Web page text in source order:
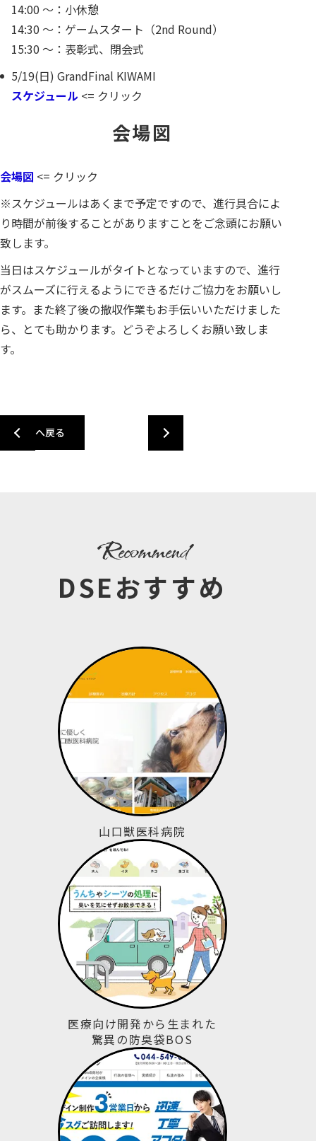
14:00 ～：小休憩
14:30 ～：ゲームスタート（2nd Round）
15:30 ～：表彰式、閉会式
5/19(日) GrandFinal KIWAMI
スケジュール <= クリック
会場図
会場図 <= クリック
※スケジュールはあくまで予定ですので、進行具合によ
り時間が前後することがありますことをご念頭にお願い
致します。
当日はスケジュールがタイトとなっていますので、進行
がスムーズに行えるようにできるだけご協力をお願いし
ます。また終了後の撤収作業もお手伝いいただけました
ら、とても助かります。どうぞよろしくお願い致しま
す。
一覧へ戻る
DSEおすすめ
recommend
山口獣医科病院
医療向け開発から生まれた
驚異の防臭袋BOS